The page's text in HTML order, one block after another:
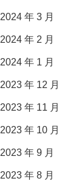
2024 年 3 月
2024 年 2 月
2024 年 1 月
2023 年 12 月
2023 年 11 月
2023 年 10 月
2023 年 9 月
2023 年 8 月